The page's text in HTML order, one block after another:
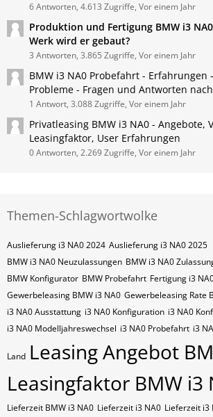
6 Antworten, 4.613 Zugriffe, Vor einem Jahr
Produktion und Fertigung BMW i3
Werk wird er gebaut?
3 Antworten, 3.865 Zugriffe, Vor einem Jahr
BMW i3 NA0 Probefahrt - Erfahrungen
Probleme - Fragen und Antworten
1 Antwort, 3.088 Zugriffe, Vor einem Jahr
Privatleasing BMW i3 NA0 - Angebote,
Leasingfaktor, User Erfahrungen
0 Antworten, 2.269 Zugriffe, Vor einem Jahr
Themen-Schlagwortwolke
Auslieferung i3 NA0 2024 Auslieferung i3 NA0 2025
BMW i3 NA0 Neuzulassungen BMW i3 NA0
BMW Konfigurator BMW Probefahrt Fertigung i3
Gewerbeleasing BMW i3 NA0 Gewerbeleasing Rate
i3 NA0 Ausstattung i3 NA0 Konfiguration i3 NA0
i3 NA0 Modelljahreswechsel i3 NA0 Probefahrt i3
Land Leasing Angebot
Leasingfaktor BMW i3
Lieferzeit BMW i3 NA0 Lieferzeit i3 NA0 Lieferzeit i3